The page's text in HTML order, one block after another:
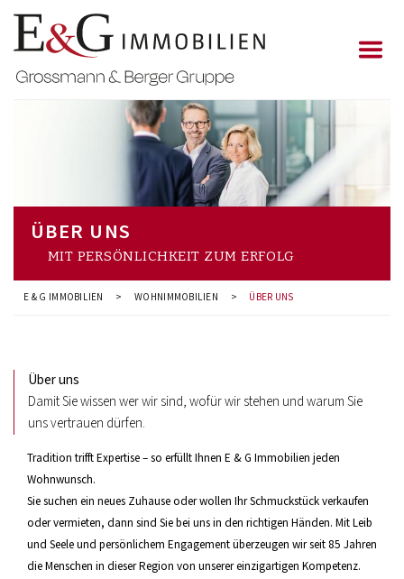
ÜBER UNS
MIT PERSÖNLICHKEIT ZUM ERFOLG
E & G IMMOBILIEN > WOHNIMMOBILIEN > ÜBER UNS
Über uns
Damit Sie wissen wer wir sind, wofür wir stehen und warum Sie
uns vertrauen dürfen.
Tradition trifft Expertise – so erfüllt Ihnen E & G Immobilien jeden
Wohnwunsch.
Sie suchen ein neues Zuhause oder wollen Ihr Schmuckstück verkaufen
oder vermieten, dann sind Sie bei uns in den richtigen Händen. Mit Leib
und Seele und persönlichem Engagement überzeugen wir seit 85 Jahren
die Menschen in dieser Region von unserer einzigartigen Kompetenz.